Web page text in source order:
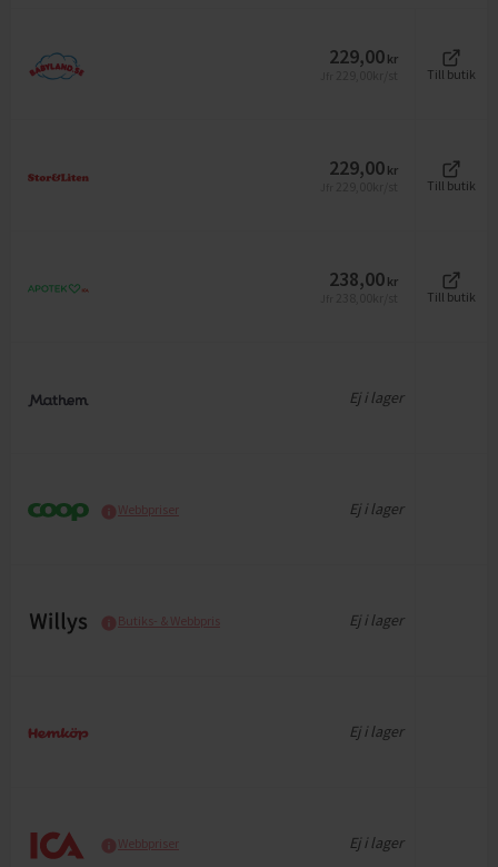
229,00 kr
Till butik
229,00 kr
Till butik
238,00 kr
Till butik
Ej i lager
Webbpriser Ej i lager
Butiks- & Webbpris Ej i lager
Ej i lager
Webbpriser Ej i lager